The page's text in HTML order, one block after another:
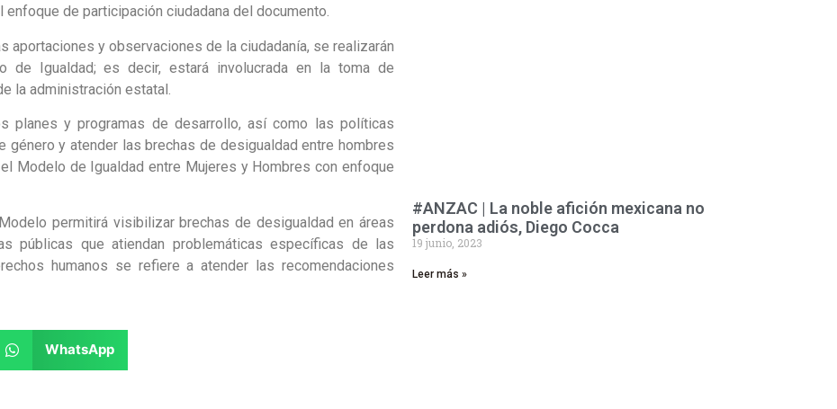
de participación ciudadana del documento.
aportaciones y observaciones de la ciudadanía, se realizarán
de Igualdad; es decir, estará involucrada en la toma de
la administración estatal.
planes y programas de desarrollo, así como las políticas
género y atender las brechas de desigualdad entre hombres
Modelo de Igualdad entre Mujeres y Hombres con enfoque
permitirá visibilizar brechas de desigualdad en áreas
públicas que atiendan problemáticas específicas de las
humanos se refiere a atender las recomendaciones
WhatsApp
#ANZAC | La noble afición mexicana no
perdona adiós, Diego Cocca
19 junio, 2023
Leer más »